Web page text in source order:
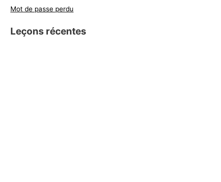
Mot de passe perdu
Leçons récentes